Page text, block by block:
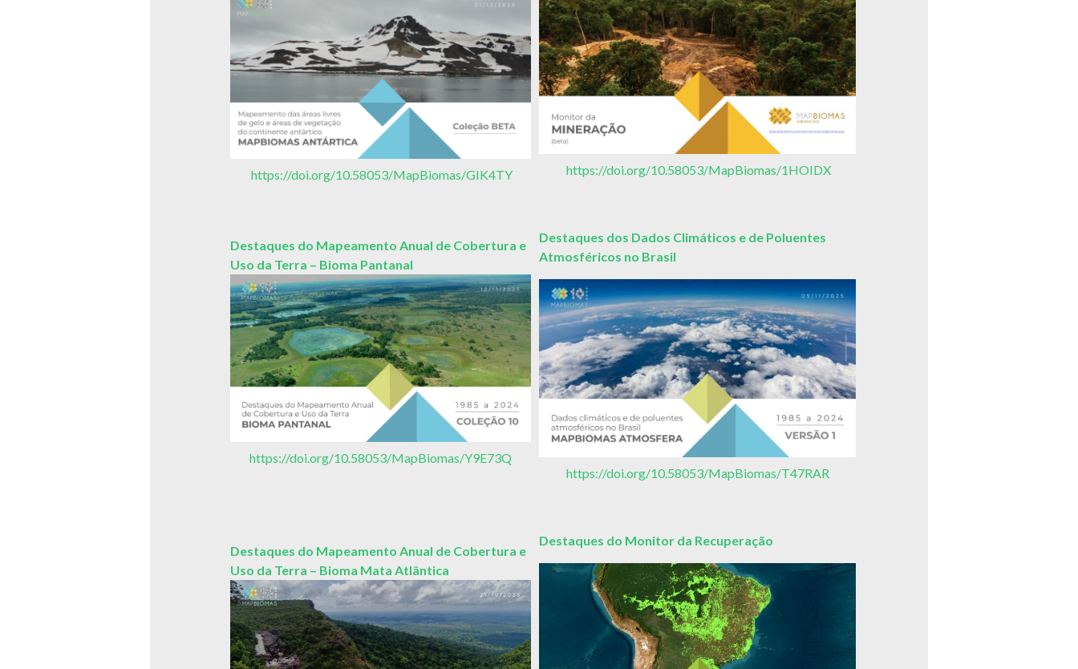
https://doi.org/10.58053/MapBiomas/GIK4TY https://doi.org/10.58053/MapBiomas/1HOIDX
Destaques do Mapeamento Anual de Cobertura e
Uso da Terra – Bioma Pantanal
https://doi.org/10.58053/MapBiomas/Y9E73Q
Destaques dos Dados Climáticos e de Poluentes
Atmosféricos no Brasil
https://doi.org/10.58053/MapBiomas/T47RAR
Destaques do Mapeamento Anual de Cobertura e
Uso da Terra – Bioma Mata Atlântica
Destaques do Monitor da Recuperação